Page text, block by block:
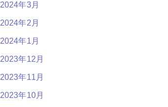
2024年3月
2024年2月
2024年1月
2023年12月
2023年11月
2023年10月